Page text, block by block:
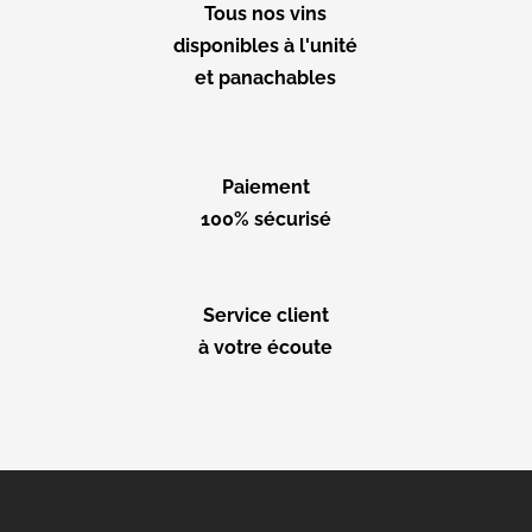
Tous nos vins
disponibles à l'unité
et panachables
Paiement
100% sécurisé
Service client
à votre écoute